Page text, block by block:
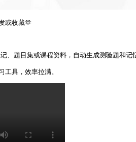
或收藏🫶
、题目集或课程资料，自动生成测验题和记
工具，效率拉满。